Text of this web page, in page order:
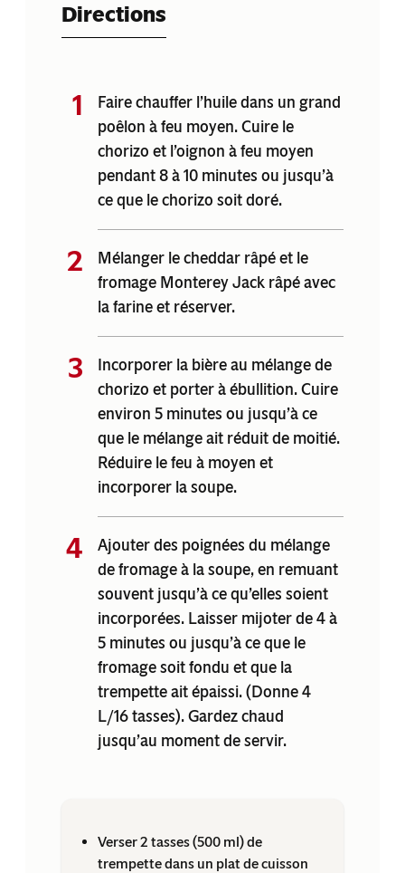
Directions
Faire chauffer l’huile dans un grand
poêlon à feu moyen. Cuire le
chorizo et l’oignon à feu moyen
pendant 8 à 10 minutes ou jusqu’à
ce que le chorizo soit doré.
Mélanger le cheddar râpé et le
fromage Monterey Jack râpé avec
la farine et réserver.
Incorporer la bière au mélange de
chorizo et porter à ébullition. Cuire
environ 5 minutes ou jusqu’à ce
que le mélange ait réduit de moitié.
Réduire le feu à moyen et
incorporer la soupe.
Ajouter des poignées du mélange
de fromage à la soupe, en remuant
souvent jusqu’à ce qu’elles soient
incorporées. Laisser mijoter de 4 à
5 minutes ou jusqu’à ce que le
fromage soit fondu et que la
trempette ait épaissi. (Donne 4
L/16 tasses). Gardez chaud
jusqu’au moment de servir.
Verser 2 tasses (500 ml) de
trempette dans un plat de cuisson